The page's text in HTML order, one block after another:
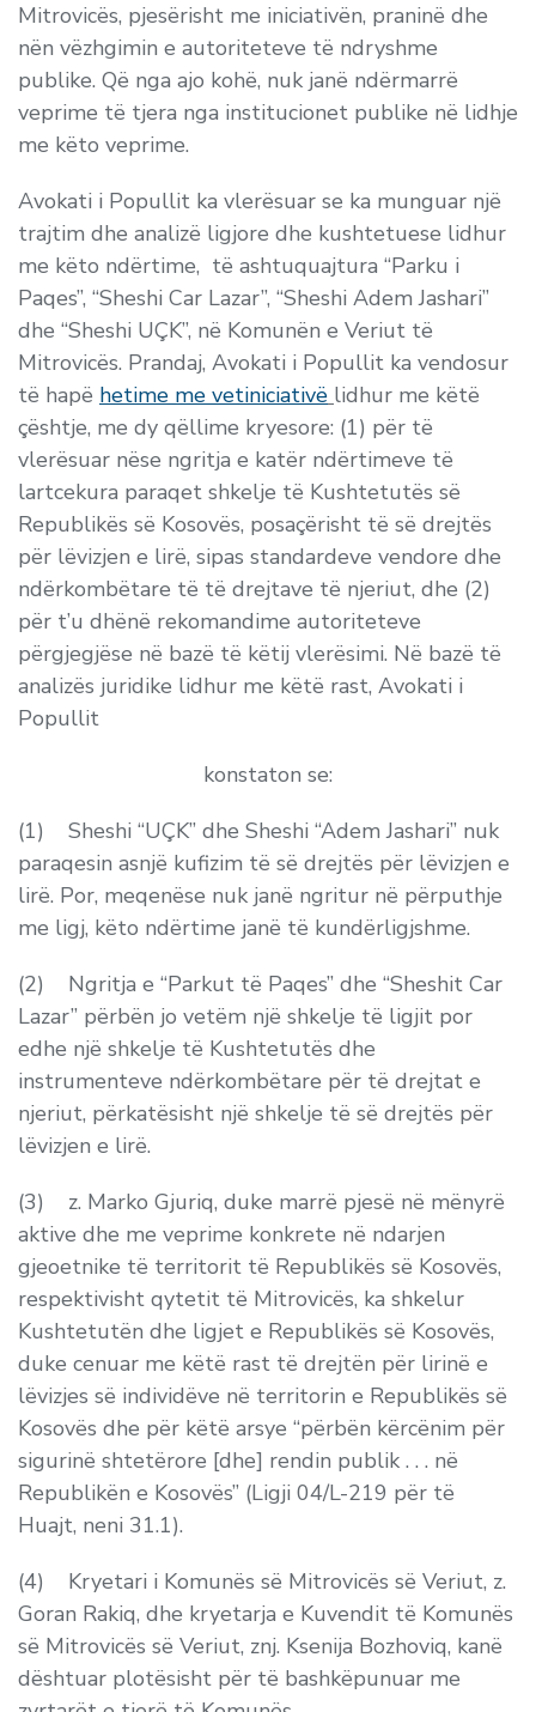
Mitrovicës, pjesërisht me iniciativën, praninë dhe
nën vëzhgimin e autoriteteve të ndryshme
publike. Që nga ajo kohë, nuk janë ndërmarrë
veprime të tjera nga institucionet publike në lidhje
me këto veprime.
Avokati i Popullit ka vlerësuar se ka munguar një
trajtim dhe analizë ligjore dhe kushtetuese lidhur
me këto ndërtime, të ashtuquajtura “Parku i
Paqes”, “Sheshi Car Lazar”, “Sheshi Adem Jashari”
dhe “Sheshi UÇK”, në Komunën e Veriut të
Mitrovicës. Prandaj, Avokati i Popullit ka vendosur
të hapë hetime me vetiniciativë lidhur me këtë
çështje, me dy qëllime kryesore: (1) për të
vlerësuar nëse ngritja e katër ndërtimeve të
lartcekura paraqet shkelje të Kushtetutës së
Republikës së Kosovës, posaçërisht të së drejtës
për lëvizjen e lirë, sipas standardeve vendore dhe
ndërkombëtare të të drejtave të njeriut, dhe (2)
për t’u dhënë rekomandime autoriteteve
përgjegjëse në bazë të këtij vlerësimi. Në bazë të
analizës juridike lidhur me këtë rast, Avokati i
Popullit
konstaton se:
(1) Sheshi “UÇK” dhe Sheshi “Adem Jashari” nuk
paraqesin asnjë kufizim të së drejtës për lëvizjen e
lirë. Por, meqenëse nuk janë ngritur në përputhje
me ligj, këto ndërtime janë të kundërligjshme.
(2) Ngritja e “Parkut të Paqes” dhe “Sheshit Car
Lazar” përbën jo vetëm një shkelje të ligjit por
edhe një shkelje të Kushtetutës dhe
instrumenteve ndërkombëtare për të drejtat e
njeriut, përkatësisht një shkelje të së drejtës për
lëvizjen e lirë.
(3) z. Marko Gjuriq, duke marrë pjesë në mënyrë
aktive dhe me veprime konkrete në ndarjen
gjeoetnike të territorit të Republikës së Kosovës,
respektivisht qytetit të Mitrovicës, ka shkelur
Kushtetutën dhe ligjet e Republikës së Kosovës,
duke cenuar me këtë rast të drejtën për lirinë e
lëvizjes së individëve në territorin e Republikës së
Kosovës dhe për këtë arsye “përbën kërcënim për
sigurinë shtetërore [dhe] rendin publik . . . në
Republikën e Kosovës” (Ligji 04/L-219 për të
Huajt, neni 31.1).
(4) Kryetari i Komunës së Mitrovicës së Veriut, z.
Goran Rakiq, dhe kryetarja e Kuvendit të Komunës
së Mitrovicës së Veriut, znj. Ksenija Bozhoviq, kanë
dështuar plotësisht për të bashkëpunuar me